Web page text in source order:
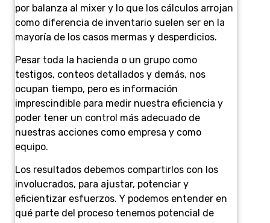
por balanza al mixer y lo que los cálculos arrojan
como diferencia de inventario suelen ser en la
mayoría de los casos mermas y desperdicios.
Pesar toda la hacienda o un grupo como
testigos, conteos detallados y demás, nos
ocupan tiempo, pero es información
imprescindible para medir nuestra eficiencia y
poder tener un control más adecuado de
nuestras acciones como empresa y como
equipo.
Los resultados debemos compartirlos con los
involucrados, para ajustar, potenciar y
eficientizar esfuerzos. Y podemos entender en
qué parte del proceso tenemos potencial de